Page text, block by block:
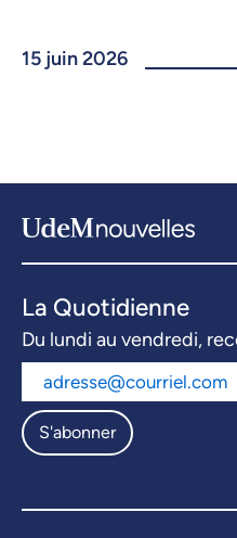
15 juin 2026
La Quotidienne
Du lundi au vendredi,
S'abonner